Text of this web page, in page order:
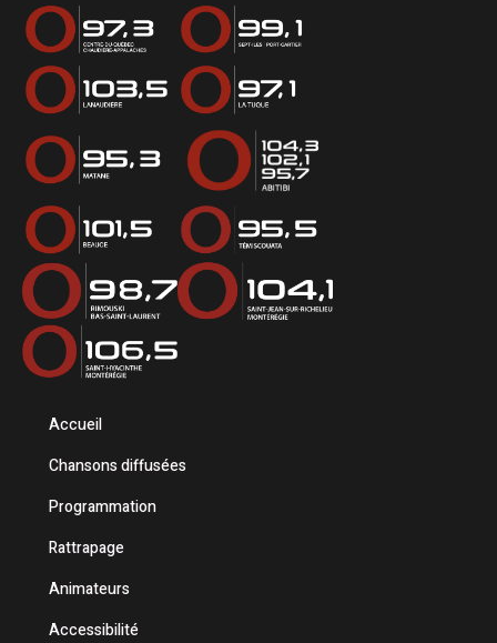
Accueil
Chansons diffusées
Programmation
Rattrapage
Animateurs
Accessibilité